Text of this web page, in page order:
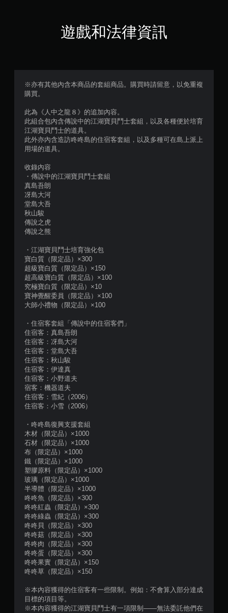
分
顆
星
遊戲和法律資訊
※亦有其他內含本商品的套組商品。購買時請留意，以免重複
購買。
此為《人中之龍８》的追加內容。
此組合包內含傳說中的江湖寶貝鬥士套組，以及各種便於培育
江湖寶貝鬥士的道具。
此外亦內含造訪咚咚島的住宿客套組，以及多種可在島上派上
用場的道具。
收錄內容
・傳說中的江湖寶貝鬥士套組
真島吾朗
冴島大河
堂島大吾
秋山駿
傳說之虎
傳說之熊
・江湖寶貝鬥士培育強化包
寶白質（限定品）×300
超級寶白質（限定品）×150
超高級寶白質（限定品）×100
究極寶白質（限定品）×10
寶神覺醒委員（限定品）×100
大師小禮物（限定品）×100
・住宿客套組「傳說中的住宿客們」
住宿客：真島吾朗
住宿客：冴島大河
住宿客：堂島大吾
住宿客：秋山駿
住宿客：伊達真
住宿客：小野道夫
宿客：機器道夫
住宿客：雪紀（2006）
住宿客：小雪（2006）
・咚咚島復興支援套組
木材（限定品）×1000
石材（限定品）×1000
布（限定品）×1000
鐵（限定品）×1000
塑膠原料（限定品）×1000
玻璃（限定品）×1000
半導體（限定品）×1000
咚咚魚（限定品）×300
咚咚紅蟲（限定品）×300
咚咚綠蟲（限定品）×300
咚咚貝（限定品）×300
咚咚菇（限定品）×300
咚咚肉（限定品）×300
咚咚蛋（限定品）×300
咚咚果實（限定品）×150
咚咚草（限定品）×150
※本內容獲得的住宿客有一些限制。例如：不會算入部分達成
目標的項目等。
※本內容獲得的江湖寶貝鬥士有一項限制——無法委託他們在